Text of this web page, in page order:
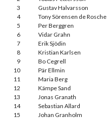
3
Gustav Halvarsson
4
Tony Sörensen de Rosche
5
Per Berggren
6
Vidar Grahn
7
Erik Sjödin
8
Kristian Karlsen
9
Bo Cegrell
10
Pär Ellmin
11
Maria Berg
12
Kämpe Sand
13
Jonas Granath
14
Sebastian Allard
15
Johan Granholm